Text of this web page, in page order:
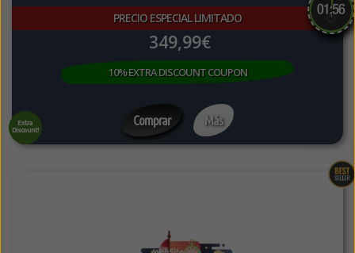
Extra
Discount!
PRECIO ESPECIAL LIMITADO
10% EXTRA DISCOUNT COUPON
349,99€
Comprar Más